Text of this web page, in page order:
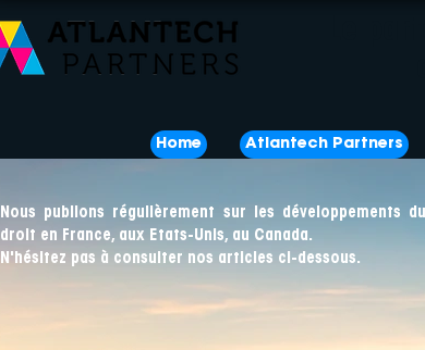
Home Atlantech Partners
Nous publions régulièrement sur les développements du
droit en France, aux Etats-Unis, au Canada.
N'hésitez pas à consulter nos articles ci-dessous.